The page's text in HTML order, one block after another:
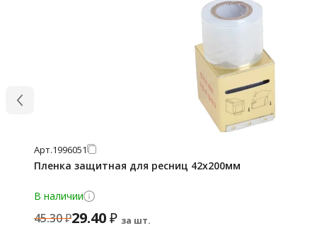
Арт.1996051
Пленка защитная для ресниц 42х200мм
В наличии
45.30₽29.40₽ за шт.